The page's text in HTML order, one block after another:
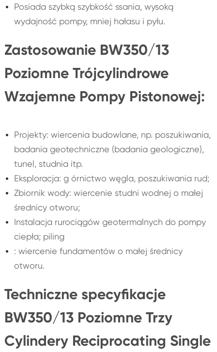
Posiada szybką szybkość ssania, wysoką
wydajność pompy, mniej hałasu i pyłu.
Zastosowanie BW350/13
Poziomne Trójcylindrowe
Wzajemne Pompy Pistonowej:
Projekty: wiercenia budowlane, np. poszukiwania,
badania geotechniczne (badania geologiczne),
tunel, studnia itp.
Eksploracja: g órnictwo węgla, poszukiwania rud;
Zbiornik wody: wiercenie studni wodnej o małej
średnicy otworu;
Instalacja rurociągów geotermalnych do pompy
ciepła; piling
: wiercenie fundamentów o małej średnicy
otworu.
Techniczne specyfikacje
BW350/13 Poziomne Trzy
Cylindery Reciprocating Single